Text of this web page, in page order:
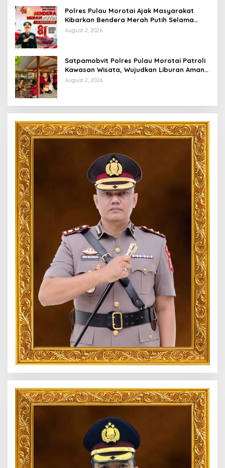
Polres Pulau Morotai Ajak Masyarakat
Kibarkan Bendera Merah Putih Selama
Bulan Kemerdekaan
August 2, 2026
Satpamobvit Polres Pulau Morotai Patroli
Kawasan Wisata, Wujudkan Liburan Aman
dan Kondusif
August 2, 2026